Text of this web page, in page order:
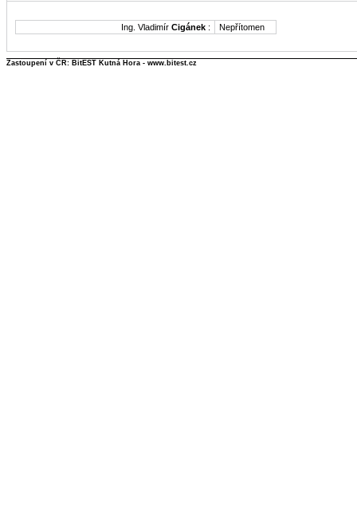
Ing. Vladimír Cigánek : Nepřítomen
Zastoupení v ČR: BitEST Kutná Hora - www.bitest.cz